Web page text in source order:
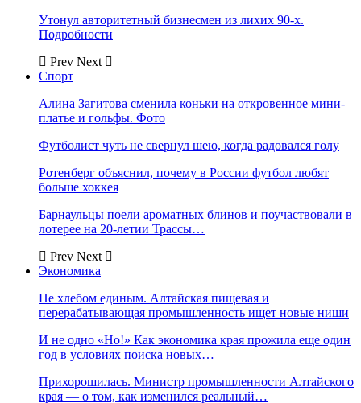
Утонул авторитетный бизнесмен из лихих 90-х.
Подробности
Prev Next
Спорт
Алина Загитова сменила коньки на откровенное мини-
платье и гольфы. Фото
Футболист чуть не свернул шею, когда радовался голу
Ротенберг объяснил, почему в России футбол любят
больше хоккея
Барнаульцы поели ароматных блинов и поучаствовали в
лотерее на 20-летии Трассы…
Prev Next
Экономика
Не хлебом единым. Алтайская пищевая и
перерабатывающая промышленность ищет новые ниши
И не одно «Но!» Как экономика края прожила еще один
год в условиях поиска новых…
Прихорошилась. Министр промышленности Алтайского
края — о том, как изменился реальный…